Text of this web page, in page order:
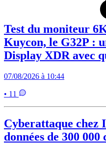
Test du moniteur
Kuycon, le G32P :
Display XDR avec
07/08/2026 à 10:44
• 11
Cyberattaque chez
données de 300